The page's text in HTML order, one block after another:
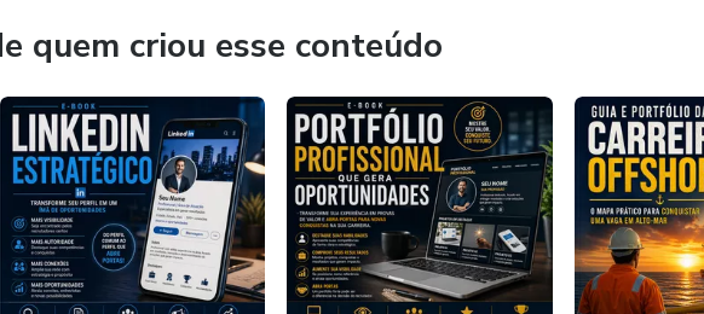
quem criou esse conteúdo